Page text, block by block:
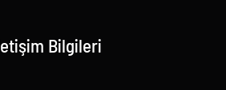
Bilgileri